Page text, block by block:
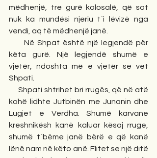
mëdhenjë, tre gurë kolosalë, që sot
nuk ka mundësi njeriu t`i lëvizë nga
vendi, aq të mëdhenjë janë.
Në Shpat është një legjendë për
këta gurë. Një legjendë shumë e
vjetër, ndoshta më e vjetër se vet
Shpati.
Shpati shtrihet bri rrugës, që në atë
kohë lidhte Jutbinën me Junanin dhe
Lugjet e Verdha. Shumë karvane
kreshnikësh kanë kaluar kësaj rruge,
shumë t`bëme janë bërë e që kanë
lënë nam në këto anë. Flitet se një ditë